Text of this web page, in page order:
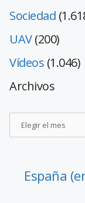
Sociedad
UAV(200)
Vídeos (1.046)
Archivos
España